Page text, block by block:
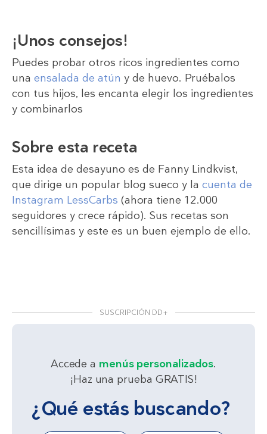
¡Unos consejos!
Puedes probar otros ricos ingredientes como
una ensalada de atún y de huevo. Pruébalos
con tus hijos, les encanta elegir los ingredientes
y combinarlos
Sobre esta receta
Esta idea de desayuno es de Fanny Lindkvist,
que dirige un popular blog sueco y la cuenta de
Instagram LessCarbs (ahora tiene 12.000
seguidores y crece rápido). Sus recetas son
sencillísimas y este es un buen ejemplo de ello.
SUSCRIPCIÓN DD+
Accede a menús personalizados.
¡Haz una prueba GRATIS!
¿Qué estás buscando?